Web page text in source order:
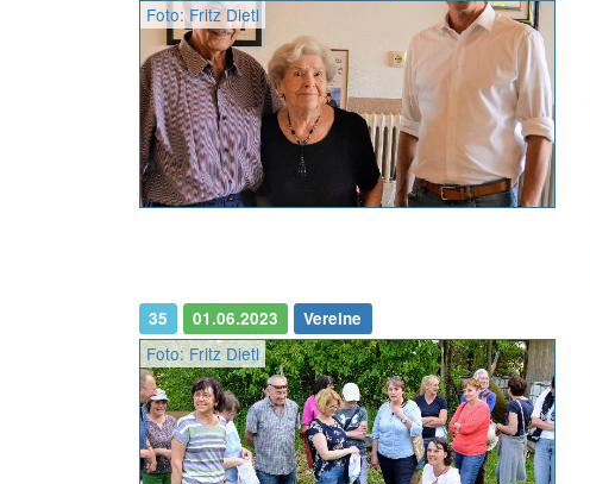
Foto: Fritz Dietl
35 01.06.2023 Vereine
Foto: Fritz Dietl